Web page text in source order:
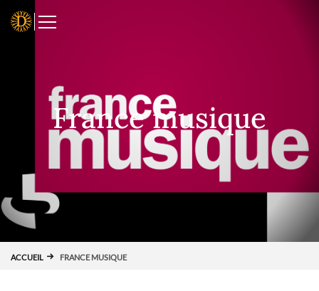
D
France musique
ACCUEIL FRANCE MUSIQUE
Panneau de gestion des cookies